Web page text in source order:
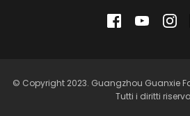
© Copyright 2023. Guangzhou Guanxie
Tutti i diritti